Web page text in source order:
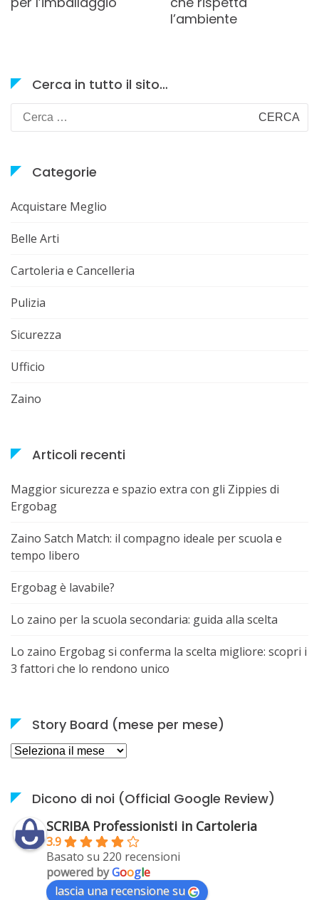
l’ambiente
Cerca in tutto il sito…
Ricerca
per:
Categorie
Acquistare Meglio
Belle Arti
Cartoleria e Cancelleria
Pulizia
Sicurezza
Ufficio
Zaino
Articoli recenti
Maggior sicurezza e spazio extra con gli Zippies di
Ergobag
Zaino Satch Match: il compagno ideale per scuola e
tempo libero
Ergobag è lavabile?
Lo zaino per la scuola secondaria: guida alla scelta
Lo zaino Ergobag si conferma la scelta migliore: scopri i
3 fattori che lo rendono unico
Story Board (mese per mese)
Story
per
mese)Dicono di noi (Official Google Review)
SCRIBA Professionisti in Cartoleria
3.9
Basato su 220 recensioni
powered byGoogle
lascia una recensione su